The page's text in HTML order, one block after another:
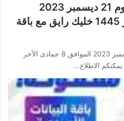
عروض ليبارا موبايل اليوم 21 ديسمبر 2023
الموافق 8 جمادى الآخر 1445 خليك رايق مع باقة
عروض ليبارا موبايل اليوم 21 ديسمبر 2023 الموافق 8 جمادى الآخر